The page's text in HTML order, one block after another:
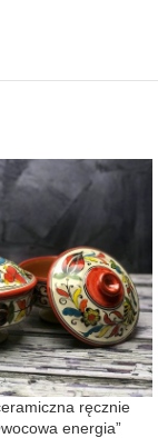
ręcznie
energia”